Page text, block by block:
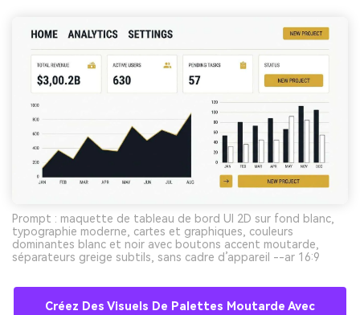
Prompt : maquette de tableau de bord UI 2D sur fond blanc,
typographie moderne, cartes et graphiques, couleurs
dominantes blanc et noir avec boutons accent moutarde,
séparateurs greige subtils, sans cadre d’appareil --ar 16:9
Créez Des Visuels De Palettes Moutarde Avec